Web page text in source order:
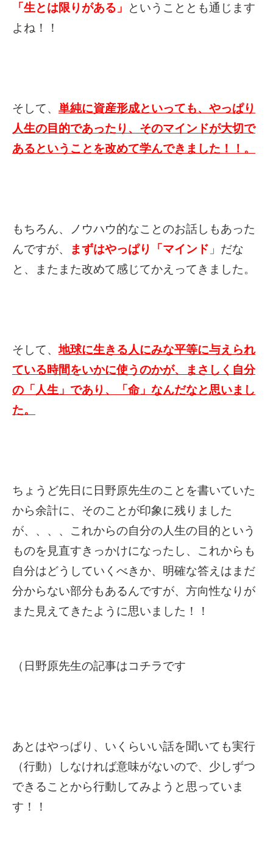
「生とは限りがある」
ということとも通じます
よね！！
そして、 単純に資産形成といっても、やっぱり
人生の目的であったり、そのマインドが大切で
あるということを改めて学んできました！！。
もちろん、ノウハウ的なことのお話しもあった
んですが、
まずはやっぱり「マインド 」だな
と、またまた改めて感じてかえってきました。
そして、地球に生きる人にみな平等に与えられ
ている時間をいかに使うのかが、まさしく自分
の「人生」であり、「命」なんだなと思いまし
た。
ちょうど先日に日野原先生のことを書いていた
から余計に、そのことが印象に残りました
が、、、、これからの自分の人生の目的という
ものを見直すきっかけになったし、これからも
自分はどうしていくべきか、明確な答えはまだ
分からない部分もあるんですが、方向性なりが
また見えてきたように思いました！！
（日野原先生の記事はコチラです
あとはやっぱり、いくらいい話を聞いても実行
（行動）しなければ意味がないので、少しずつ
できることから行動してみようと思っていま
す！！